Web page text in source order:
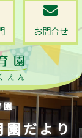
お問合せ
園
園だより